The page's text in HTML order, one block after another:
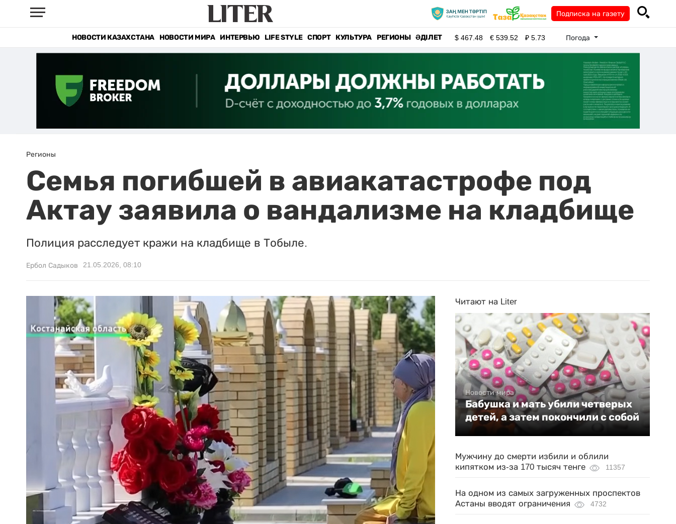
Подписка на газету
НОВОСТИ КАЗАХСТАНА НОВОСТИ МИРА ИНТЕРВЬЮ LIFE STYLE СПОРТ КУЛЬТУРА РЕГИОНЫ ӘДІЛЕТ $467.48 €539.52 ₽5.73 Погода
Регионы
Семья погибшей в авиакатастрофе под
Актау заявила о вандализме на кладбище
Полиция расследует кражи на кладбище в Тобыле.
Ербол Садыков 21.05.2026, 08:10
Читают на Liter
Новости мира
Бабушка и мать убили четверых
детей, а затем покончили с собой
Мужчину до смерти избили и облили
кипятком из-за 170 тысяч тенге
11357
На одном из самых загруженных проспектов
Астаны вводят ограничения
4732